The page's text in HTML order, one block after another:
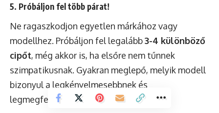
5. Próbáljon fel több párat!
Ne ragaszkodjon egyetlen márkához vagy
modellhez. Próbáljon fel legalább3-4 különböző
cipőt, még akkor is, ha elsőre nem tűnnek
szimpatikusnak. Gyakran meglepő, melyik modell
bizonyul a legkényelmesebbnek és
legmegfelelőbbnek.